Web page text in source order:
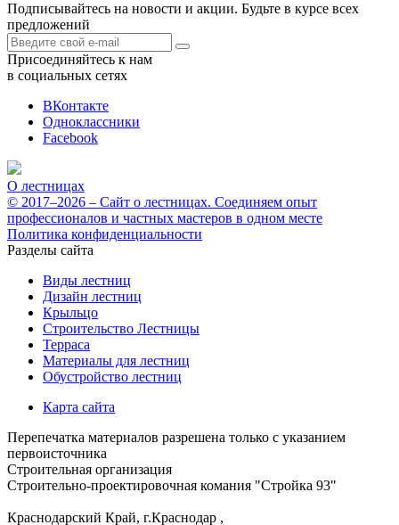
Подписывайтесь на новости и акции. Будьте в курсе всех
предложений
Присоединяйтесь к нам
в социальных сетях
ВКонтакте
Одноклассники
Facebook
О лестницах
© 2017–2026 – Сайт о лестницах. Соединяем опыт
профессионалов и частных мастеров в одном месте
Политика конфиденциальности
Разделы сайта
Виды лестниц
Дизайн лестниц
Крыльцо
Строительство Лестницы
Терраса
Материалы для лестниц
Обустройство лестниц
Карта сайта
Перепечатка материалов разрешена только с указанием
первоисточника
Строительная организация
Строительно-проектировочная комания "Стройка 93"
Краснодарский Край, г.Краснодар ,